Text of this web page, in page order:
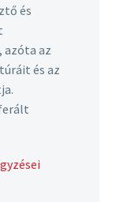
és
azóta az
és az